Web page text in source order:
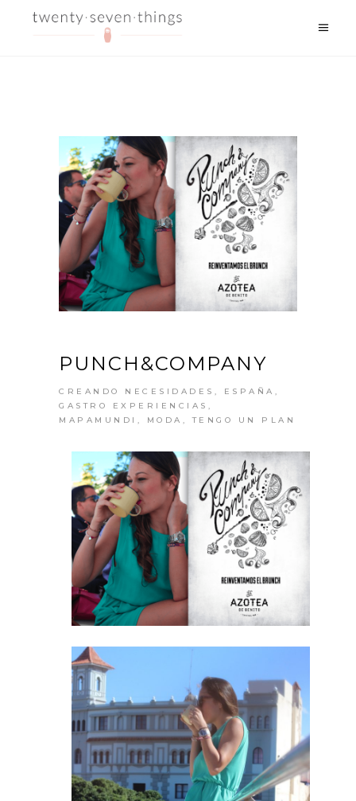
PUNCH&COMPANY
CREANDO NECESIDADES , ESPAÑA ,
GASTRO EXPERIENCIAS ,
MAPAMUNDI , MODA ,TENGO UN PLAN